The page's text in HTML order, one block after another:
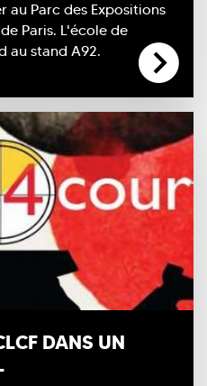
au Parc des Expositions
Paris. L'école de
au stand A92.
DANS UN